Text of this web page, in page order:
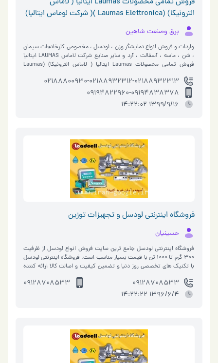
الترونیکا) (Laumas Elettronica )( شرکت لوماس ایتالیا)
برق وصنعت شاهین
واردات و فروش انواع نمايشگر وزن ، لودسل ، مخصوص كارخانجات سيمان
، شن ، ماسه ، آسفالت ، آرد و ساير صنايع شركت لاماس LAUMAS ايتاليا
فروش تمامی محصولات Laumas ایتالیا ( لاماس الترونیکا) (Laumas
02188800930-02188932312-02188932313
09194822960-09194838378
1399/9/16 14:22:02
فروشگاه اینترنتی لودسل و تجهیزات توزین
حسینیان
فروشگاه اینترنتی لودسل جامع ترین سایت فروش انواع لودسل از ظرفیت
300 گرم تا 1000 تن با قیمت بسیار مناسب است. فروشگاه اینترنتی لودسل
با تکنیک های تخصصی روز دنیا و تضمین کیفیت و اصالت کالا ارائه کننده
09128708533
09128708533
1396/6/4 14:22:22